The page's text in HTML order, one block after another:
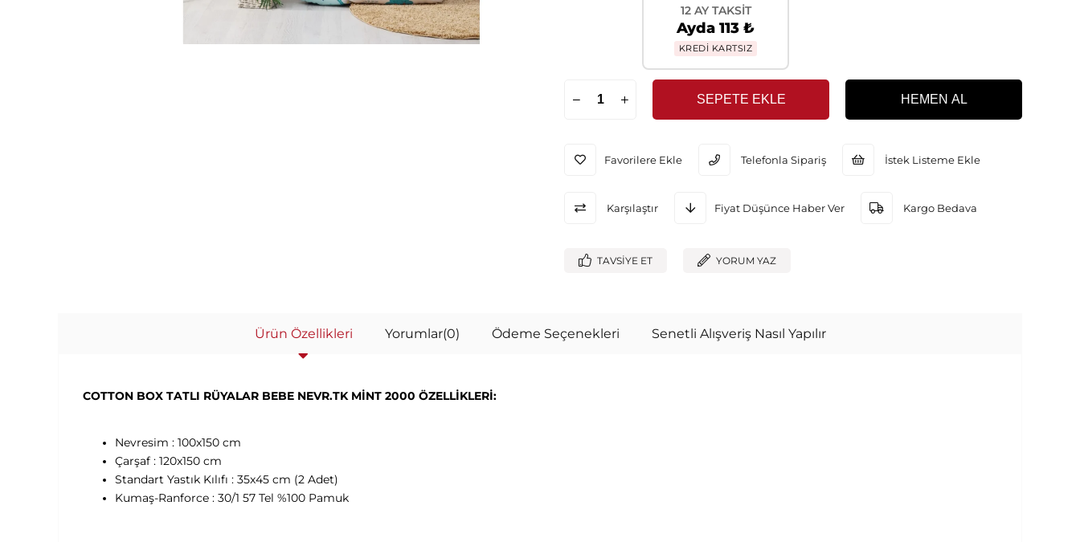
12 AY TAKSIT
Ayda 113 ₺
KREDİ KARTSIZ
Favorilere Ekle Telefonla Sipariş İstek Listeme Ekle
Karşılaştır Fiyat Düşünce Haber Ver Kargo Bedava
TAVSIYE ET YORUM YAZ
Ürün Özellikleri Yorumlar(0) Ödeme Seçenekleri Senetli Alışveriş Nasıl Yapılır
COTTON BOX TATLI RÜYALAR BEBE NEVR.TK MİNT 2000 ÖZELLİKLERİ:
Nevresim : 100x150 cm
Çarşaf : 120x150 cm
Standart Yastık Kılıfı : 35x45 cm (2 Adet)
Kumaş-Ranforce : 30/1 57 Tel %100 Pamuk